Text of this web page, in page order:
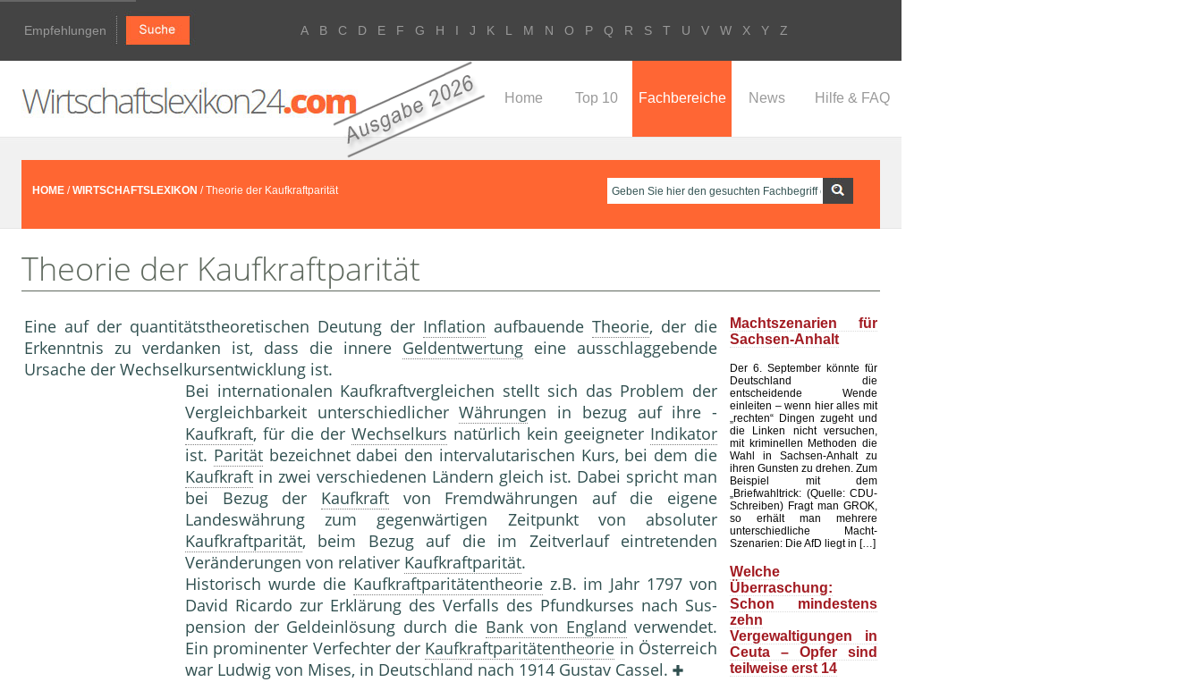
Empfehlungen A B C D E F G H I J K L M N O P Q R S T U V W X Y Z
Home Top 10 Fachbereiche News Hilfe & FAQ
HOME /WIRTSCHAFTSLEXIKON / Theorie der Kaufkraftparität
Theorie der Kaufkraftparität
Eine auf der quantitätstheoretischen Deutung der Inflation aufbauende Theorie, der die
Erkenntnis zu ver­danken ist, dass die innere Geldentwertung eine ausschlaggebende
Ursache der Wechselkurs­entwicklung ist.
Bei internationalen Kaufkraftvergleichen stellt sich das Problem der
Vergleichbarkeit unter­schiedlicherWährungen in bezug auf ihre -
Kaufkraft, für die der Wechselkurs natür­lich kein geeigneter Indikator
ist. Paritätbe­zeichnet dabei den intervalutarischen Kurs, bei dem die
Kaufkraft in zwei verschiedenen Ländern gleich ist. Dabei spricht man
bei Bezug der Kaufkraftvon Fremdwährungen auf die eige­ne
Landeswährung zum gegenwärtigen Zeitpunkt von absoluter
Kaufkraftparität, beim Bezug auf die im Zeitverlauf eintretenden
Veränderun­gen von relativer Kaufkraftparität.
Historisch wurde die Kaufkraftparitätentheoriez.B. im Jahr 1797 von
David Ricardo zur Er­klärung des Verfalls des Pfundkurses nach Sus­
pension der Geldeinlösung durch die Bank von England verwendet.
Ein prominenter Verfechter der Kaufkraftparitätentheorie in Österreich
war Ludwig von Mises, in Deutschland nach 1914 Gustav Cassel.
Machtszenarien für
Sachsen-Anhalt
Der 6. September könnte für
Deutschland die
entscheidende Wende
einleiten – wenn hier alles mit
„rechten“ Dingen zugeht und
die Linken nicht versuchen,
mit kriminellen Methoden die
Wahl in Sachsen-Anhalt zu
ihren Gunsten zu drehen. Zum
Beispiel mit dem
„Briefwahltrick: (Quelle: CDU-
Schreiben) Fragt man GROK,
so erhält man mehrere
unterschiedliche Macht-
Szenarien: Die AfD liegt in […]
Welche
Überraschung:
Schon mindestens
zehn
Vergewaltigungen in
Ceuta – Opfer sind
teilweise erst 14